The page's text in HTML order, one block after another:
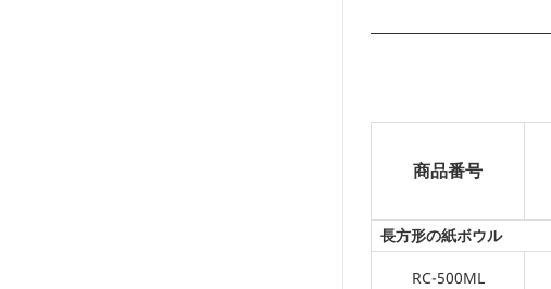
商品番号
長方形の紙ボウル
RC-500ML